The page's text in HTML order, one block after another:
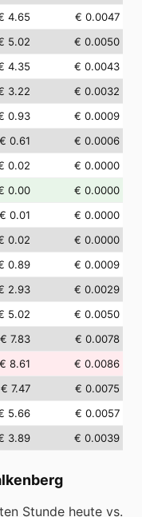
4.65
€ 0.0047
5.02
€ 0.0050
4.35
€ 0.0043
3.22
€ 0.0032
0.93
€ 0.0009
€ 0.61
€ 0.0006
0.02
€ 0.0000
0.00
€ 0.0000
€ 0.01
€ 0.0000
0.02
€ 0.0000
0.89
€ 0.0009
2.93
€ 0.0029
5.02
€ 0.0050
€ 7.83
€ 0.0078
€ 8.61
€ 0.0086
€ 7.47
€ 0.0075
5.66
€ 0.0057
3.89 € 0.0039
Stunde heute vs.